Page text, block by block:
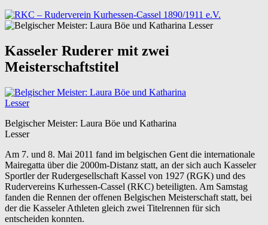
Kasseler Ruderer mit zwei
Meisterschaftstitel
Belgischer Meister: Laura Böe und Katharina
Lesser
Am 7. und 8. Mai 2011 fand im belgischen Gent die internationale
Mairegatta über die 2000m-Distanz statt, an der sich auch Kasseler
Sportler der Rudergesellschaft Kassel von 1927 (RGK) und des
Rudervereins Kurhessen-Cassel (RKC) beteiligten. Am Samstag
fanden die Rennen der offenen Belgischen Meisterschaft statt, bei
der die Kasseler Athleten gleich zwei Titelrennen für sich
entscheiden konnten.